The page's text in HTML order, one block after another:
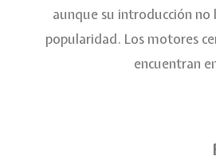
aunque su introducción no
popularidad. Los motores
encuentran